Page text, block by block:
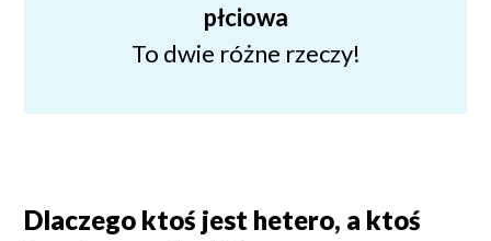
płciowa
To dwie różne rzeczy!
Dlaczego ktoś jest hetero, a ktoś